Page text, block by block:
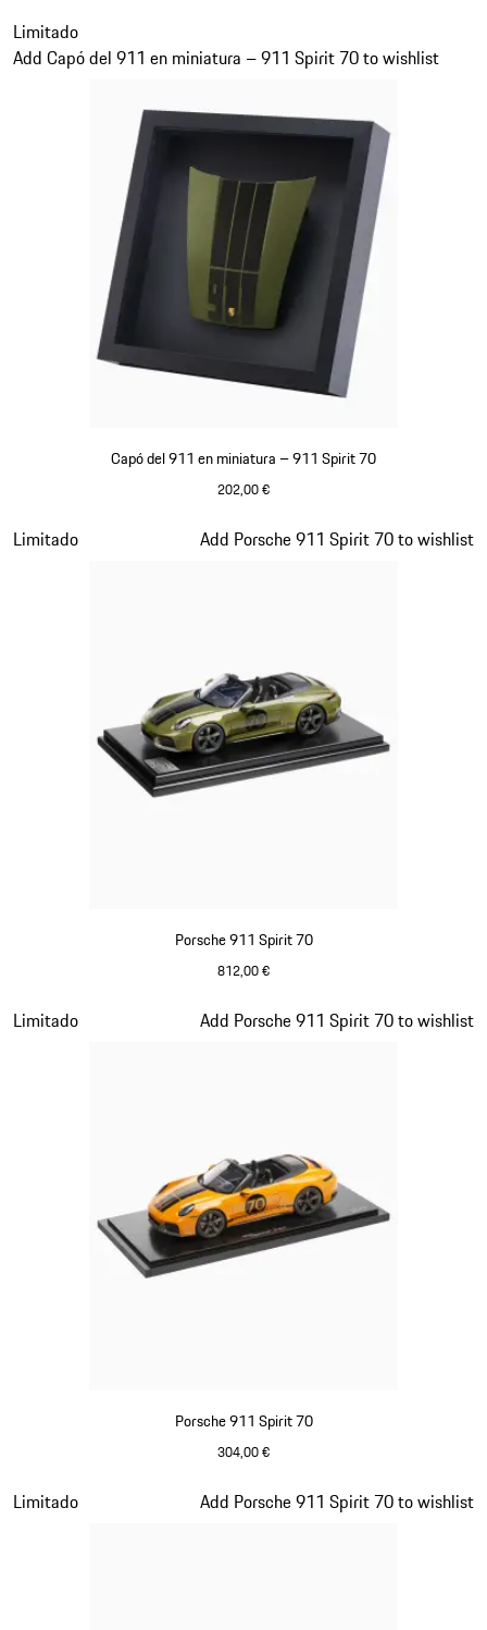
Capó del 911 en miniatura – 911 Spirit 70
202,00 €
Limitado
Add Capó del 911 en miniatura – 911 Spirit 70 to wishlist
Diapositiva 11 de 20
Porsche 911 Spirit 70
812,00 €
Limitado Add Porsche 911 Spirit 70 to wishlist
Diapositiva 12 de 20
Porsche 911 Spirit 70
304,00 €
Limitado Add Porsche 911 Spirit 70 to wishlist
Diapositiva 13 de 20
Limitado Add Porsche 911 Spirit 70 to wishlist
Diapositiva 14 de 20